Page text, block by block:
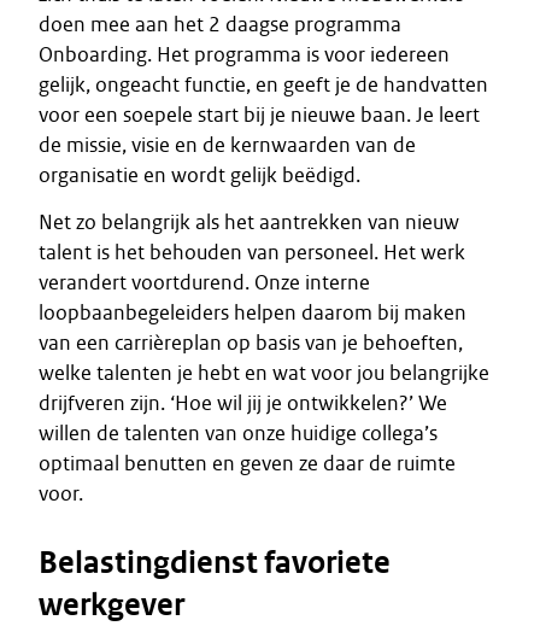
doen mee aan het 2 daagse programma
Onboarding. Het programma is voor iedereen
gelijk, ongeacht functie, en geeft je de handvatten
voor een soepele start bij je nieuwe baan. Je leert
de missie, visie en de kernwaarden van de
organisatie en wordt gelijk beëdigd.
Net zo belangrijk als het aantrekken van nieuw
talent is het behouden van personeel. Het werk
verandert voortdurend. Onze interne
loopbaanbegeleiders helpen daarom bij maken
van een carrièreplan op basis van je behoeften,
welke talenten je hebt en wat voor jou belangrijke
drijfveren zijn. ‘Hoe wil jij je ontwikkelen?’ We
willen de talenten van onze huidige collega’s
optimaal benutten en geven ze daar de ruimte
voor.
Belastingdienst favoriete
werkgever